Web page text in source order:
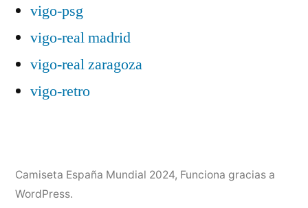
vigo-psg
vigo-real madrid
vigo-real zaragoza
vigo-retro
Camiseta España Mundial 2024, Funciona gracias a
WordPress.